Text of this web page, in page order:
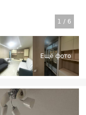
1 / 6